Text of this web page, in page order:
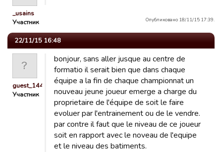
_usains
Участник
Опубликовано 18/11/15 17:39.
22/11/15 16:48
guest_1444558756452
Участник
bonjour, sans aller jusque au centre de
formatio il serait bien que dans chaque
équipe a la fin de chaque championnat un
nouveau jeune joueur emerge a charge du
proprietaire de l'équipe de soit le faire
evoluer par l'entrainement ou de le vendre.
par contre il faut que le niveau de ce joueur
soit en rapport avec le noveau de l'equipe
et le niveau des batiments.